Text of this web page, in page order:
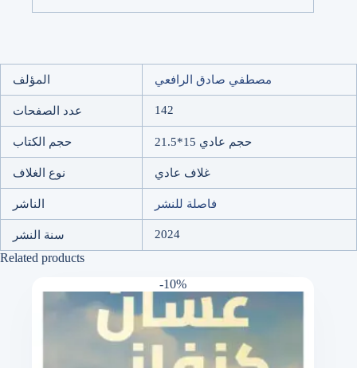
المؤلف مصطفي صادق الرافعي
عدد الصفحات 142
حجم الكتاب حجم عادي 15*21.5
نوع الغلاف غلاف عادي
الناشر فاصلة للنشر
سنة النشر 2024
Related products
-10%